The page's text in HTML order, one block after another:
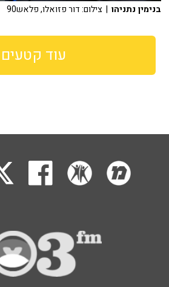
בנימין נתניהו | צילום: דור פזואלו, פלאש90
עוד קטעים